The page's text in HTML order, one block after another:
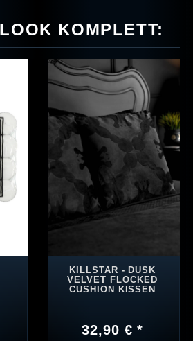
KOMPLETT:
KILLSTAR - DUSK
VELVET FLOCKED
CUSHION KISSEN
32,90 € *